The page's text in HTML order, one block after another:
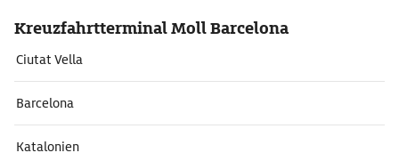
Kreuzfahrtterminal Moll Barcelona
Ciutat Vella
Barcelona
Katalonien